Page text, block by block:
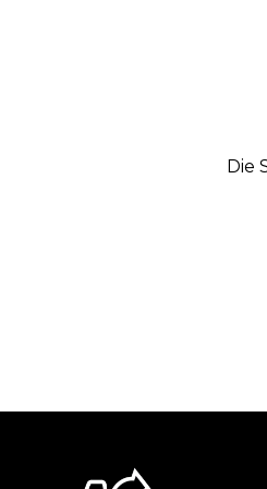
Die